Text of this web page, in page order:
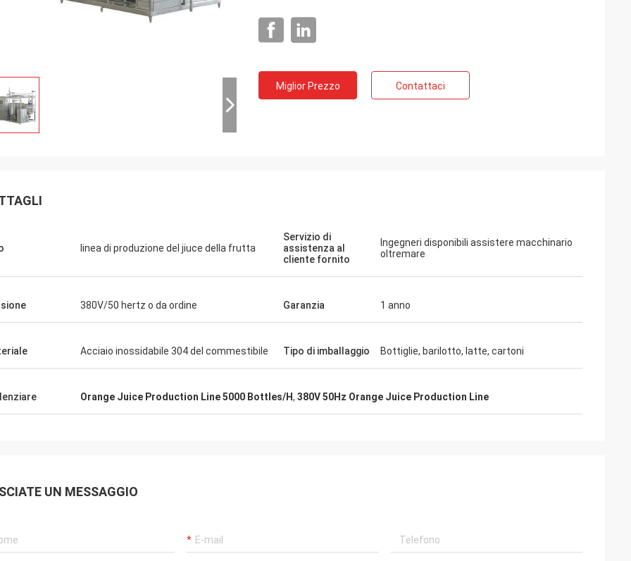
Miglior Prezzo Contattaci
linea di produzione del jiuce della frutta
Servizio di
assistenza al
cliente fornito
Ingegneri disponibili assistere macchinario
oltremare
380V/50 hertz o da ordine Garanzia 1 anno
Acciaio inossidabile 304 del commestibile Tipo di imballaggio Bottiglie, barilotto, latte, cartoni
Orange Juice Production Line 5000 Bottles/H, 380V 50Hz Orange Juice Production Line
UN MESSAGGIO